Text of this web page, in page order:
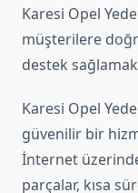
Karesi Opel
müşterilere
destek
Karesi Opel
güvenilir bir
İnternet
parçalar, kısa